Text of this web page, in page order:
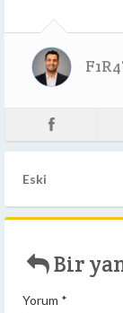
Eski
Bir
Yorum *